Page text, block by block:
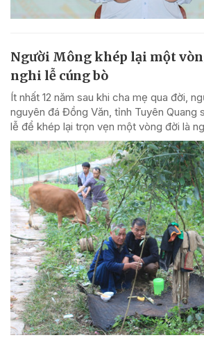
Người Mông khép lại một
nghi lễ cúng bò
Ít nhất 12 năm sau khi cha mẹ qua đời,
nguyên đá Đồng Văn, tỉnh Tuyên Quang
lễ để khép lại trọn vẹn một vòng đời là